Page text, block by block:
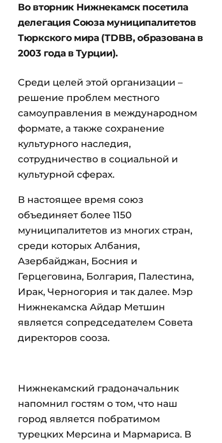
Во вторник Нижнекамск посетила
делегация Союза муниципалитетов
Тюркского мира (TDBB, образована в
2003 года в Турции).
Среди целей этой организации –
решение проблем местного
самоуправления в международном
формате, а также сохранение
культурного наследия,
сотрудничество в социальной и
культурной сферах.
В настоящее время союз
объединяет более 1150
муниципалитетов из многих стран,
среди которых Албания,
Азербайджан, Босния и
Герцеговина, Болгария, Палестина,
Ирак, Черногория и так далее. Мэр
Нижнекамска Айдар Метшин
является сопредседателем Совета
директоров сооза.
Нижнекамский градоначальник
напомнил гостям о том, что наш
город является побратимом
турецких Мерсина и Мармариса. В